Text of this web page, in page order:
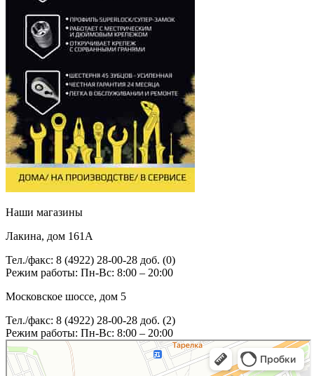
Наши магазины
Лакина, дом 161А
Тел./факс: 8 (4922) 28-00-28 доб. (0)
Режим работы: Пн-Вс: 8:00 – 20:00
Московское шоссе, дом 5
Тел./факс: 8 (4922) 28-00-28 доб. (2)
Режим работы: Пн-Вс: 8:00 – 20:00